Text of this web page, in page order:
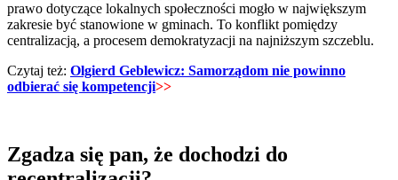
prawo dotyczące lokalnych społeczności mogło w największym
zakresie być stanowione w gminach. To konflikt pomiędzy
centralizacją, a procesem demokratyzacji na najniższym szczeblu.
Czytaj też: Olgierd Geblewicz: Samorządom nie powinno
odbierać się kompetencji>>
Zgadza się pan, że dochodzi do